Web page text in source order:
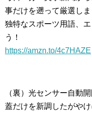
事だけを遡って厳選しま
独特なスポーツ用語、
う！
https://amzn.to/4c7HAZE
（裏）光センサー自動
蓋だけを新調したがや